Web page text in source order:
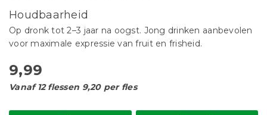
Houdbaarheid
Op dronk tot 2–3 jaar na oogst. Jong drinken aanbevolen
voor maximale expressie van fruit en frisheid.
9,99
Vanaf 12 flessen 9,20 per fles